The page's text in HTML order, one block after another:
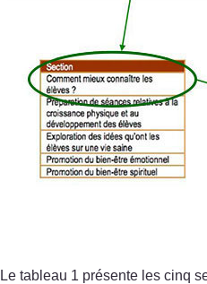
Le tableau 1 présente les cinq